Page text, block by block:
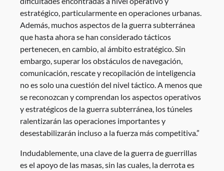
estratégico, particularmente en operaciones urbanas.
Además, muchos aspectos de la guerra subterránea
que hasta ahora se han considerado tácticos
pertenecen, en cambio, al ámbito estratégico. Sin
embargo, superar los obstáculos de navegación,
comunicación, rescate y recopilación de inteligencia
no es solo una cuestión del nivel táctico. A menos que
se reconozcan y comprendan los aspectos operativos
y estratégicos de la guerra subterránea, los túneles
ralentizarán las operaciones importantes y
desestabilizarán incluso a la fuerza más competitiva.”
Indudablemente, una clave de la guerra de guerrillas
es el apoyo de las masas, sin las cuales, la derrota es